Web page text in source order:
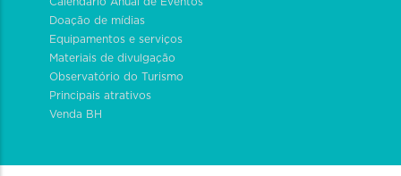
Doação de mídias
Equipamentos e serviços
Materiais de divulgação
Observatório do Turismo
Principais atrativos
Venda BH